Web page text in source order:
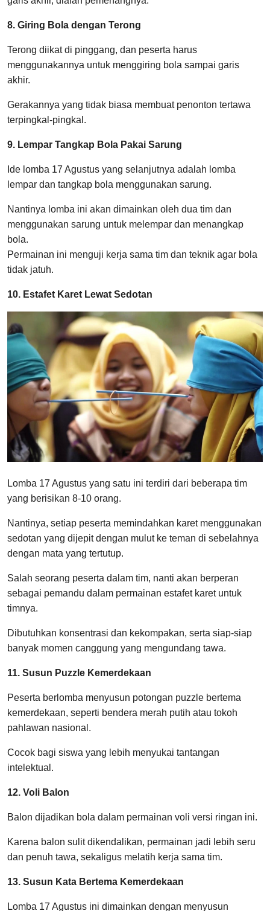
8. Giring Bola dengan Terong
Terong diikat di pinggang, dan peserta harus
menggunakannya untuk menggiring bola sampai garis
akhir.
Gerakannya yang tidak biasa membuat penonton tertawa
terpingkal-pingkal.
9. Lempar Tangkap Bola Pakai Sarung
Ide lomba 17 Agustus yang selanjutnya adalah lomba
lempar dan tangkap bola menggunakan sarung.
Nantinya lomba ini akan dimainkan oleh dua tim dan
menggunakan sarung untuk melempar dan menangkap
bola.
Permainan ini menguji kerja sama tim dan teknik agar bola
tidak jatuh.
10. Estafet Karet Lewat Sedotan
Lomba 17 Agustus yang satu ini terdiri dari beberapa tim
yang berisikan 8-10 orang.
Nantinya, setiap peserta memindahkan karet menggunakan
sedotan yang dijepit dengan mulut ke teman di sebelahnya
dengan mata yang tertutup.
Salah seorang peserta dalam tim, nanti akan berperan
sebagai pemandu dalam permainan estafet karet untuk
timnya.
Dibutuhkan konsentrasi dan kekompakan, serta siap-siap
banyak momen canggung yang mengundang tawa.
11. Susun Puzzle Kemerdekaan
Peserta berlomba menyusun potongan puzzle bertema
kemerdekaan, seperti bendera merah putih atau tokoh
pahlawan nasional.
Cocok bagi siswa yang lebih menyukai tantangan
intelektual.
12. Voli Balon
Balon dijadikan bola dalam permainan voli versi ringan ini.
Karena balon sulit dikendalikan, permainan jadi lebih seru
dan penuh tawa, sekaligus melatih kerja sama tim.
13. Susun Kata Bertema Kemerdekaan
Lomba 17 Agustus ini dimainkan dengan menyusun